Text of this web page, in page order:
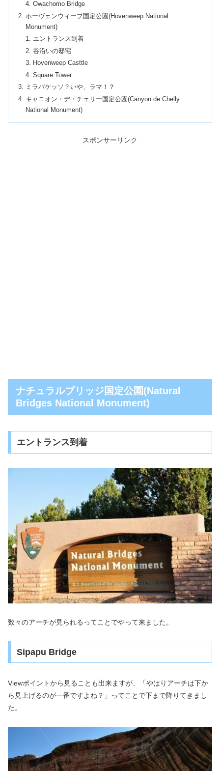
Owachomo Bridge
ホーヴェンウィープ国定公園(Hovenweep National
Monument)
エントランス到着
谷沿いの邸宅
Hovenweep Casttle
Square Tower
ミラバケッソ？いや、ラマ！？
キャニオン・デ・チェリー国定公園(Canyon de Chelly
National Monument)
スポンサーリンク
ナチュラルブリッジ国定公園(Natural
Bridges National Monument)
エントランス到着
数々のアーチが見られるってことでやって来ました。
Sipapu Bridge
Viewポイントから見ることも出来ますが、「やはりアーチは下か
ら見上げるのが一番ですよね？」ってことで下まで降りてきまし
た。